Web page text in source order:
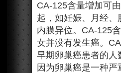
CA-125含量增加可
起，如妊娠、月经、
内膜异位。CA-125
女并没有发生癌。
早期卵巢癌患者的人
因为卵巢癌是一种